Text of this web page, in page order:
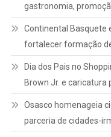
gastronomia,
Continental Basquete
fortalecer formação
Dia dos Pais no
Brown Jr. e caricatura
Osasco homenageia
parceria de cidades-